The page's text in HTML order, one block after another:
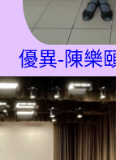
優異-陳樂